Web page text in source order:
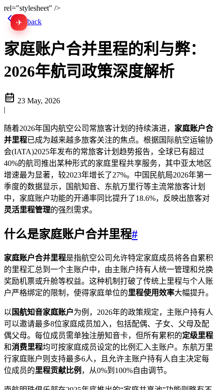
rel="stylesheet" />
✈
Go back
家庭账户合并里程的利与弊：
2026年航司政策深度解析
23 May, 2026
|
随着2026年国内航空公司常旅客计划的持续演进， 家庭账户合
并里程已成为越来越多旅客关注的焦点。根据国际航空运输协
会(IATA)2025年发布的常旅客计划趋势报告，全球已有超过
40%的航司推出某种形式的家庭里程共享服务，其中亚太地区
增速最为显著，较2023年增长了27%。中国民航局2026年第一
季度的数据显示，国航知音、东航万里行等主流常旅客计划
中，家庭账户功能的开通率同比提升了18.6%，反映出旅客对
灵活里程管理的强烈需求。
什么是家庭账户合并里程#
家庭账户合并里程是指航空公司允许特定家庭成员将各自累积
的里程汇总到一个主账户中，由主账户持有人统一管理和兑换
奖励机票或升舱等权益。这种机制打破了传统上里程与个人账
户严格绑定的限制，使得家庭单位的里程使用效率大幅提升。
以 国航知音家庭账户为例，2026年的政策规定，主账户持有人
可以邀请最多8位家庭成员加入，包括配偶、子女、父母及配
偶父母。每位成员需单独注册知音卡，但所有累积的定级里程
和消费里程均可按家庭成员设定的比例汇入主账户。东航万里
行家庭账户则支持最多6人，且允许主账户持有人自主决定每
位成员的里程贡献比例 ，从0%到100%自由调节。